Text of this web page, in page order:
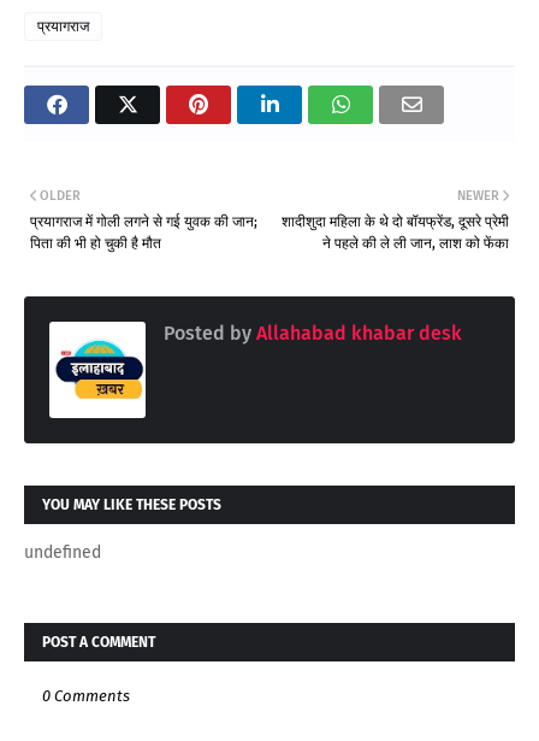
प्रयागराज
NEWER
शादीशुदा महिला के थे दो बॉयफ्रेंड, दूसरे प्रेमी
ने पहले की ले ली जान, लाश को फेंका
OLDER
प्रयागराज में गोली लगने से गई युवक की जान;
पिता की भी हो चुकी है मौत
Posted by Allahabad khabar desk
YOU MAY LIKE THESE POSTS
undefined
POST A COMMENT
0 Comments